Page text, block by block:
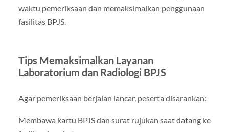
waktu pemeriksaan dan memaksimalkan penggunaan
fasilitas BPJS.
Tips Memaksimalkan Layanan
Laboratorium dan Radiologi BPJS
Agar pemeriksaan berjalan lancar, peserta disarankan:
Membawa kartu BPJS dan surat rujukan saat datang ke